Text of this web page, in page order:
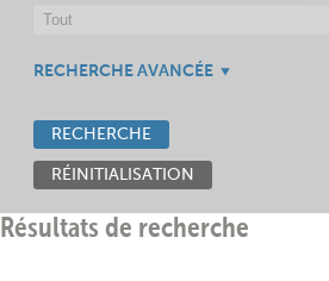
RECHERCHE AVANCÉE
RECHERCHE
RÉINITIALISATION
Résultats de recherche